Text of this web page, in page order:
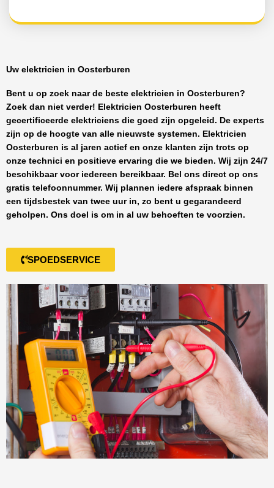
Uw elektricien in Oosterburen
Bent u op zoek naar de beste elektricien in Oosterburen?
Zoek dan niet verder! Elektricien Oosterburen heeft
gecertificeerde elektriciens die goed zijn opgeleid. De experts
zijn op de hoogte van alle nieuwste systemen. Elektricien
Oosterburen is al jaren actief en onze klanten zijn trots op
onze technici en positieve ervaring die we bieden. Wij zijn 24/7
beschikbaar voor iedereen bereikbaar. Bel ons direct op ons
gratis telefoonnummer. Wij plannen iedere afspraak binnen
een tijdsbestek van twee uur in, zo bent u gegarandeerd
geholpen. Ons doel is om in al uw behoeften te voorzien.
SPOEDSERVICE